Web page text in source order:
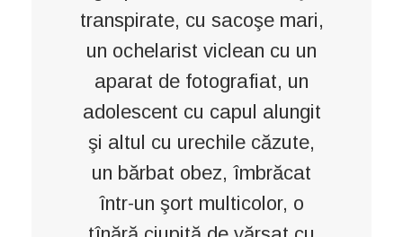
transpirate, cu sacoşe mari,
un ochelarist viclean cu un
aparat de fotografiat, un
adolescent cu capul alungit
şi altul cu urechile căzute,
un bărbat obez, îmbrăcat
într-un şort multicolor, o